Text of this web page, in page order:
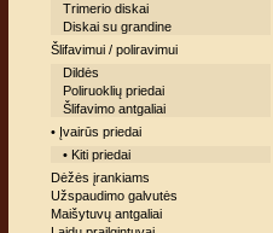
Trimerio diskai
Diskai su grandine
Šlifavimui / poliravimui
Dildės
Poliruoklių priedai
Šlifavimo antgaliai
• Įvairūs priedai
• Kiti priedai
Dėžės įrankiams
Užspaudimo galvutės
Maišytuvų antgaliai